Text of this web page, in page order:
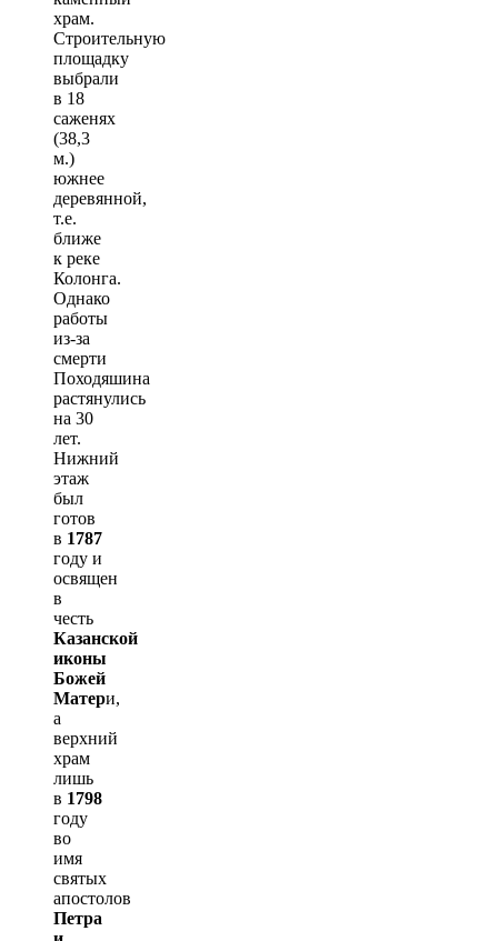
храм.
Строительную
площадку
выбрали
в 18
саженях
(38,3
м.)
южнее
деревянной,
т.е.
ближе
к реке
Колонга.
Однако
работы
из-за
смерти
Походяшина
растянулись
на 30
лет.
Нижний
этаж
был
готов
в 1787
году и
освящен
в
честь
Казанской
иконы
Божей
Матери,
а
верхний
храм
лишь
в 1798
году
во
имя
святых
апостолов
Петра